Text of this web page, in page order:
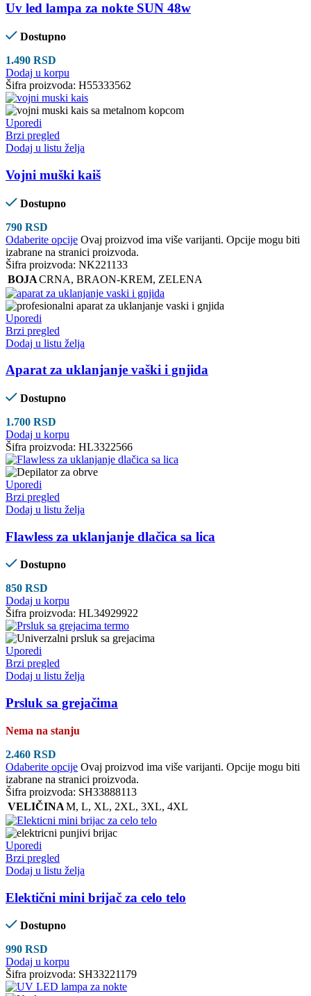
Uv led lampa za nokte SUN 48w
Dostupno
1.490 RSD
Dodaj u korpu
Šifra proizvoda: H55333562
Uporedi
Brzi pregled
Dodaj u listu želja
Vojni muški kaiš
Dostupno
790 RSD
Odaberite opcije Ovaj proizvod ima više varijanti. Opcije mogu biti
izabrane na stranici proizvoda.
Šifra proizvoda: NK221133
BOJACRNA, BRAON-KREM, ZELENA
Uporedi
Brzi pregled
Dodaj u listu želja
Aparat za uklanjanje vaški i gnjida
Dostupno
1.700 RSD
Dodaj u korpu
Šifra proizvoda: HL3322566
Uporedi
Brzi pregled
Dodaj u listu želja
Flawless za uklanjanje dlačica sa lica
Dostupno
850 RSD
Dodaj u korpu
Šifra proizvoda: HL34929922
Uporedi
Brzi pregled
Dodaj u listu želja
Prsluk sa grejačima
Nema na stanju
2.460 RSD
Odaberite opcije Ovaj proizvod ima više varijanti. Opcije mogu biti
izabrane na stranici proizvoda.
Šifra proizvoda: SH33888113
VELIČINAM, L, XL, 2XL, 3XL, 4XL
Uporedi
Brzi pregled
Dodaj u listu želja
Elektični mini brijač za celo telo
Dostupno
990 RSD
Dodaj u korpu
Šifra proizvoda: SH33221179